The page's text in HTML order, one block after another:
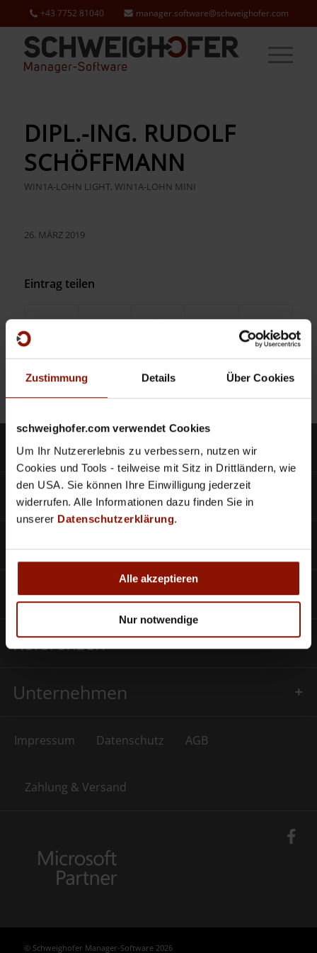
Zustimmung Details Über Cookies
schweighofer.com verwendet Cookies
Um Ihr Nutzererlebnis zu verbessern, nutzen wir
Cookies und Tools - teilweise mit Sitz in Drittländern, wie
den USA. Sie können Ihre Einwilligung jederzeit
widerrufen. Alle Informationen dazu finden Sie in
unserer Datenschutzerklärung.
Alle akzeptieren
Nur notwendige
+43 7752 81040 manager.software@schweighofer.com
DIPL.-ING. RUDOLF
SCHÖFFMANN
WIN1A-LOHN LIGHT, WIN1A-LOHN MINI
26. MÄRZ 2019
Eintrag teilen
Produkte
SCHWEIGHOFER CLOUD
Bestellscheine
Aktuelles
Referenzen
Unternehmen
Impressum Datenschutz AGB
Zahlung & Versand
© Schweighofer Manager-Software 2026